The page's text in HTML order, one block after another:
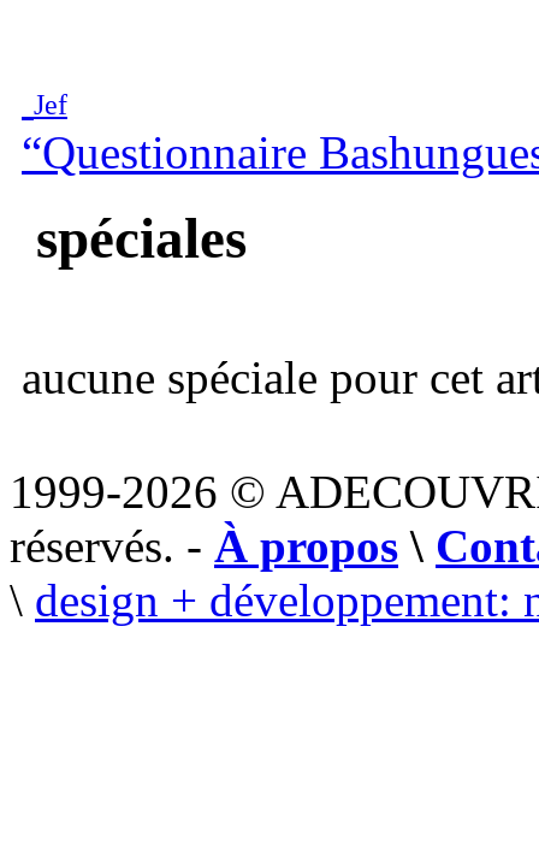
Jef
“Questionnaire
spéciales
aucune spéciale pour cet
1999-2026 ©
réservés. - À propos \
\ design + développement: